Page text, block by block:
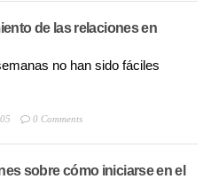
de las relaciones en
no han sido fáciles
0 Comments
sobre cómo iniciarse en el